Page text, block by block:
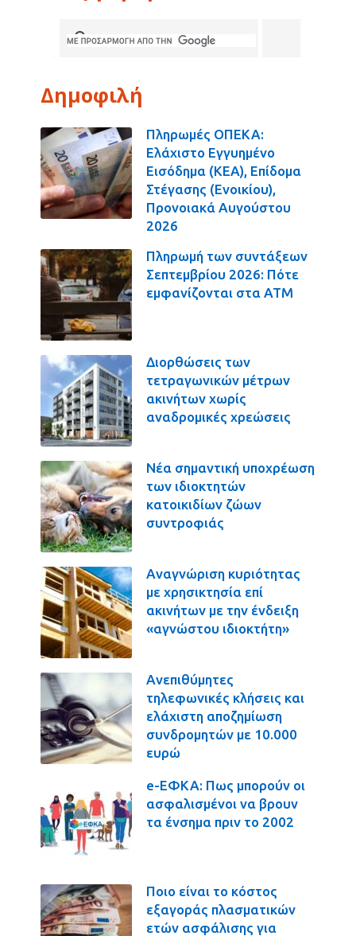
Δημοφιλή
Πληρωμές ΟΠΕΚΑ:
Ελάχιστο Εγγυημένο
Εισόδημα (ΚΕΑ), Επίδομα
Στέγασης (Ενοικίου),
Προνοιακά Αυγούστου
2026
Πληρωμή των συντάξεων
Σεπτεμβρίου 2026: Πότε
εμφανίζονται στα ΑΤΜ
Διορθώσεις των
τετραγωνικών μέτρων
ακινήτων χωρίς
αναδρομικές χρεώσεις
Νέα σημαντική υποχρέωση
των ιδιοκτητών
κατοικιδίων ζώων
συντροφιάς
Αναγνώριση κυριότητας
με χρησικτησία επί
ακινήτων με την ένδειξη
«αγνώστου ιδιοκτήτη»
Ανεπιθύμητες
τηλεφωνικές κλήσεις και
ελάχιστη αποζημίωση
συνδρομητών με 10.000
ευρώ
e-ΕΦΚΑ: Πως μπορούν οι
ασφαλισμένοι να βρουν
τα ένσημα πριν το 2002
Ποιο είναι το κόστος
εξαγοράς πλασματικών
ετών ασφάλισης για